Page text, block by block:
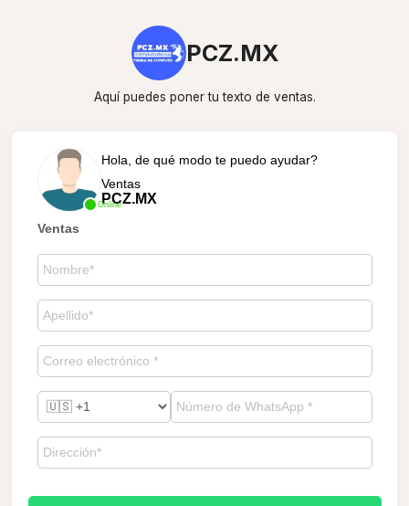
PCZ.MX
Aquí puedes poner tu texto de ventas.
Online
Hola, de qué modo te puedo ayudar?
Ventas
PCZ.MX
Ventas